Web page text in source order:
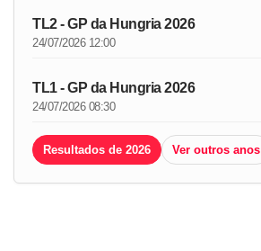
TL2 - GP da Hungria 2026
24/07/2026 12:00
TL1 - GP da Hungria 2026
24/07/2026 08:30
Resultados de 2026 Ver outros anos